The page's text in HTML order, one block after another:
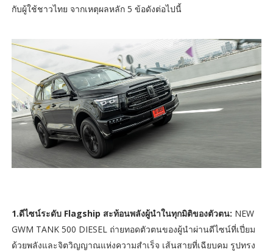
กับผู้ใช้ชาวไทย จากเหตุผลหลัก 5 ข้อดังต่อไปนี้
1.ดีไซน์ระดับ Flagship สะท้อนพลังผู้นำในทุกมิติของตัวตน: NEW
GWM TANK 500 DIESEL ถ่ายทอดตัวตนของผู้นำผ่านดีไซน์ที่เปี่ยม
ด้วยพลังและจิตวิญญาณแห่งความสำเร็จ เส้นสายที่เฉียบคม รูปทรง